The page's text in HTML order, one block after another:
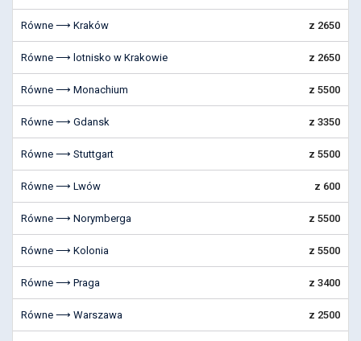
Równe ⟶ Kraków z 2650
Równe ⟶ lotnisko w Krakowie z 2650
Równe ⟶ Monachium z 5500
Równe ⟶ Gdansk z 3350
Równe ⟶ Stuttgart z 5500
Równe ⟶ Lwów z 600
Równe ⟶ Norymberga z 5500
Równe ⟶ Kolonia z 5500
Równe ⟶ Praga z 3400
Równe ⟶ Warszawa z 2500